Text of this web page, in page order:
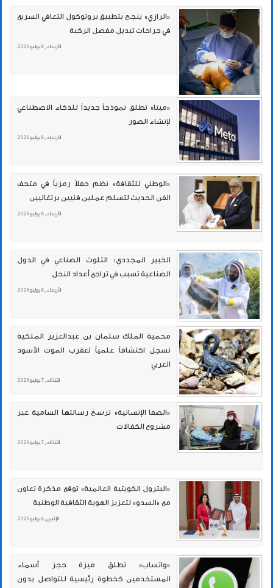
«الرازي» ينجح بتطبيق بروتوكول التعافي السريع
في جراحات تبديل مفصل الركبة
الأربعاء , 8 يوليو 2026
«ميتا» تطلق نموذجاً جديداً للذكاء الاصطناعي
لإنشاء الصور
الأربعاء , 8 يوليو 2026
«الوطني للثقافة» نظم حفلاً رمزياً في متحف
الفن الحديث لتسلم عملين فنيين برتغاليين
الأربعاء , 8 يوليو 2026
الخبير المجددي: التلوث الصناعي في الدول
الصناعية تسبب في تراجع أعداد النحل
الأربعاء , 8 يوليو 2026
محمية الملك سلمان بن عبدالعزيز الملكية
تسجل اكتشافاً علمياً لعقرب الموت الأسود
العربي
الثلاثاء , 7 يوليو 2026
«الصفا الإنسانية» ترسخ رسالتها السامية عبر
مشروع الكفالات
الثلاثاء , 7 يوليو 2026
«البترول الكويتية العالمية» توقع مذكرة تعاون
مع «السدو» لتعزيز الهوية الثقافية الوطنية
الإثنين , 6 يوليو 2026
«واتساب» تطلق ميزة حجز أسماء
المستخدمين كخطوة رئيسية للتواصل بدون